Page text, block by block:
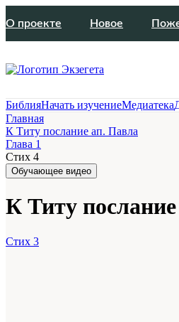
О проекте Новое
БиблияНачать изучениеМедиатека
Главная
К Титу послание ап. Павла
Глава 1
Стих 4
Обучающее видео
К Титу
Стих 3